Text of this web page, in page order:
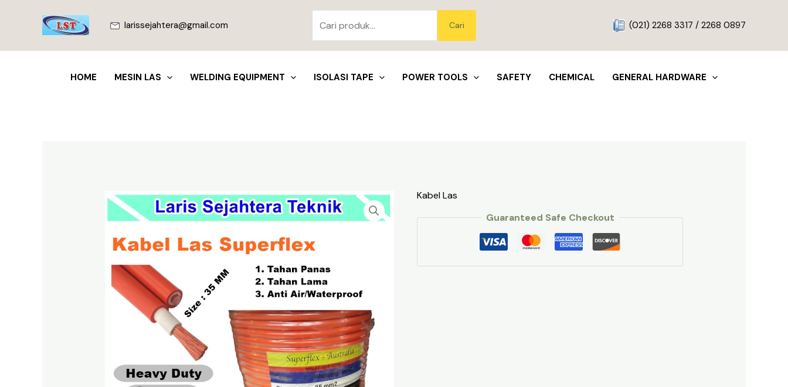
larissejahtera@gmail.com
untuk:
Cari (021) 2268 3317 / 2268 0897
HOME MESIN LAS WELDING EQUIPMENT ISOLASI TAPE POWER TOOLS SAFETY CHEMICAL GENERAL HARDWARE
Kabel Las
Guaranteed Safe Checkout